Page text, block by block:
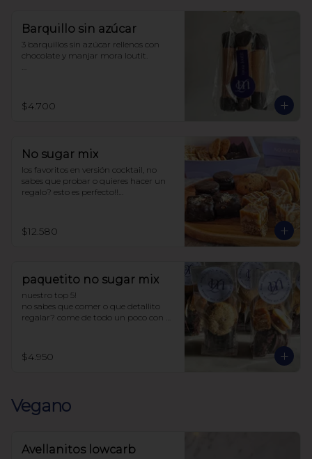
Barquillo sin azúcar
3 barquillos sin azúcar rellenos con
chocolate y manjar mora loutit.
$4.700
No sugar mix
los favoritos en versión cocktail, no
sabes que probar o quieres hacer un
regalo? esto es perfecto!!
4 chilenitos
2 cookie avena
todo endulzado con alulosa.
$12.580
paquetito no sugar mix
nuestro top 5!
no sabes que comer o que detallito
regalar? come de todo un poco con
Incluye:
1 cookie avena
1 snicker
$4.950
Vegano
Avellanitos lowcarb